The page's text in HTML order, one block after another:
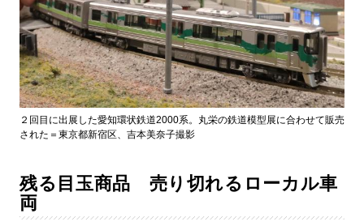
２回目に出展した愛知環状鉄道2000系。丸栄の鉄道模型展に合わせて販売
された＝東京都新宿区、吉本美奈子撮影
残る目玉商品 売り切れるローカル車
両